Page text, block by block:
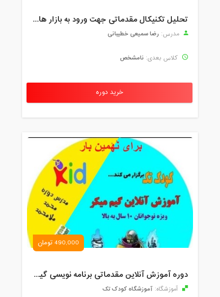
تحلیل تکنیکال مقدماتی جهت ورود به بازار های مالی (رمز ارز و فارکس )
مدرس: رضا سمیعی خطیبانی
کلاس بعدی: نامشخص
خرید دوره
490,000 تومان
دوره آموزش آنلاین مقدماتی برنامه نویسی گیم میکر کودک و نوجوان (برای نهمین بار) کودک تک
آموزشگاه: آموزشگاه کودک تک